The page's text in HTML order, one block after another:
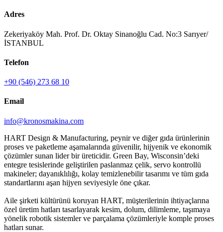
Adres
Zekeriyaköy Mah. Prof. Dr. Oktay Sinanoğlu Cad. No:3 Sarıyer/
İSTANBUL
Telefon
+90 (546) 273 68 10
Email
info@kronosmakina.com
HART Design & Manufacturing, peynir ve diğer gıda ürünlerinin
proses ve paketleme aşamalarında güvenilir, hijyenik ve ekonomik
çözümler sunan lider bir üreticidir. Green Bay, Wisconsin’deki
entegre tesislerinde geliştirilen paslanmaz çelik, servo kontrollü
makineler; dayanıklılığı, kolay temizlenebilir tasarımı ve tüm gıda
standartlarını aşan hijyen seviyesiyle öne çıkar.
Aile şirketi kültürünü koruyan HART, müşterilerinin ihtiyaçlarına
özel üretim hatları tasarlayarak kesim, dolum, dilimleme, taşımaya
yönelik robotik sistemler ve parçalama çözümleriyle komple proses
hatları sunar.